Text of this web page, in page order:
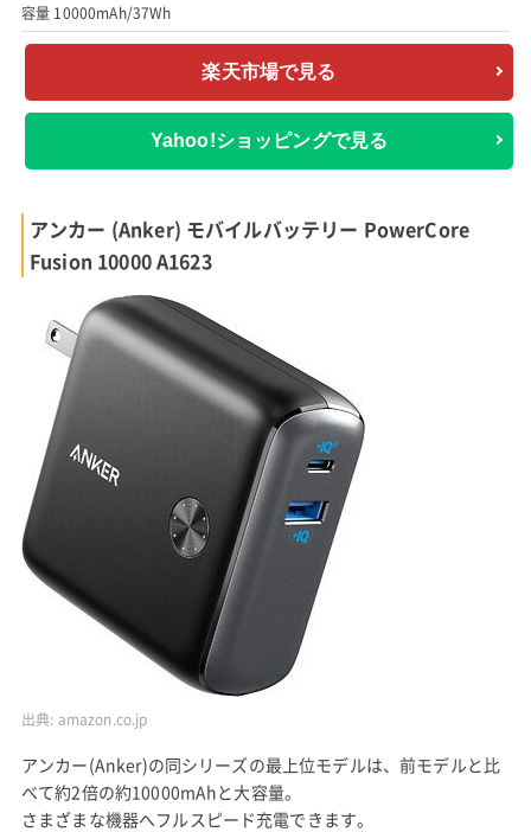
容量 10000mAh/37Wh
楽天市場で見る
Yahoo!ショッピングで見る
アンカー (Anker) モバイルバッテリー PowerCore
Fusion 10000 A1623
出典: amazon.co.jp
アンカー(Anker)の同シリーズの最上位モデルは、前モデルと比
べて約2倍の約10000mAhと大容量。
さまざまな機器へフルスピード充電できます。